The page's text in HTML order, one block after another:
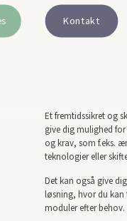
Kontakt
Et fremtidssikret og
give dig mulighed
og krav, som f.eks.
teknologier eller
Det kan også give
løsning, hvor du kan
moduler efterbehov.​